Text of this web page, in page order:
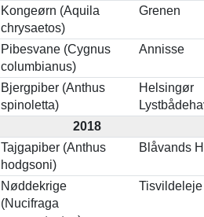
Kongeørn (Aquila
chrysaetos)
Grenen
Pibesvane (Cygnus
columbianus)
Annisse
Bjergpiber (Anthus
spinoletta)
Helsingør
2018
Tajgapiber (Anthus
hodgsoni)
Blåvands
Nøddekrige
(Nucifraga
Tisvildeleje